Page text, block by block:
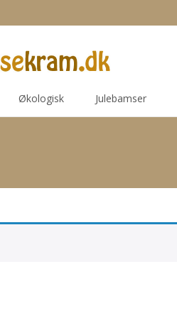
Økologisk Julebamser